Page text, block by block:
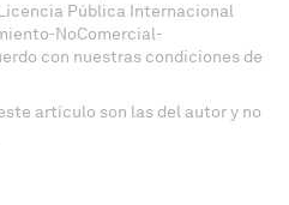
Pública Internacional
NoComercial-
con nuestras condiciones de
artículo son las del autor y no